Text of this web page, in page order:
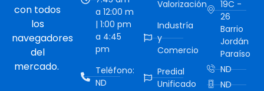
con todos
los
navegadores
del
mercado.
a 12:00 m
| 1:00 pm
a 4:45
pm
Teléfono:
ND
Valorización
Industría
y
Comercio
Predial
Unificado
19C -
26
Barrio
Jordán
Paraíso
ND
ND